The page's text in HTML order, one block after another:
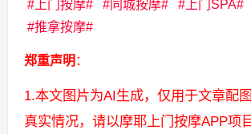
上门按摩
同城按摩 上门SPA
推拿按摩
郑重声明 ：
1.本文图片为AI生成，仅用于文章配
真实情况，请以摩耶上门按摩APP项